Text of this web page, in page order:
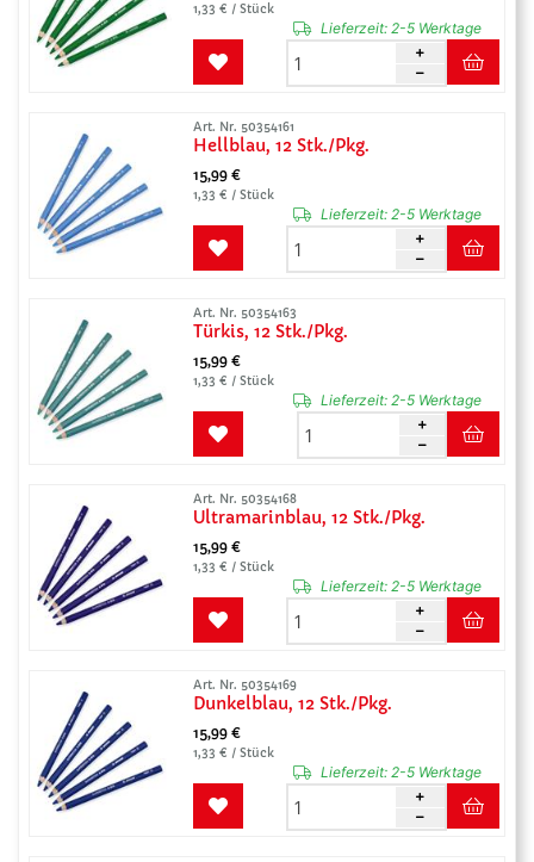
1,33 € / Stück
Lieferzeit:2-5 Werktage
Art. Nr. 50354161
Hellblau, 12 Stk./Pkg.
15,99 €
1,33 € / Stück
Lieferzeit:2-5 Werktage
Art. Nr. 50354163
Türkis, 12 Stk./Pkg.
15,99 €
1,33 € / Stück
Lieferzeit:2-5 Werktage
Art. Nr. 50354168
Ultramarinblau, 12 Stk./Pkg.
15,99 €
1,33 € / Stück
Lieferzeit:2-5 Werktage
Art. Nr. 50354169
Dunkelblau, 12 Stk./Pkg.
15,99 €
1,33 € / Stück
Lieferzeit:2-5 Werktage